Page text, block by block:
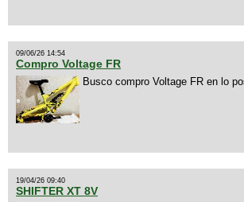
09/06/26 14:54
Compro Voltage FR
Busco compro Voltage FR en lo
19/04/26 09:40
SHIFTER XT 8V